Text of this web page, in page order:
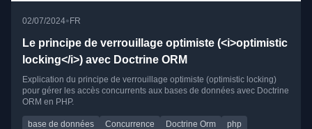
02/07/2024• FR
Le principe de verrouillage optimiste (<i>optimistic
locking</i>) avec Doctrine ORM
Explication du principe de verrouillage optimiste (optimistic locking)
pour gérer les accès concurrents aux bases de données avec Doctrine
ORM en PHP.
base de données Concurrence Doctrine Orm php